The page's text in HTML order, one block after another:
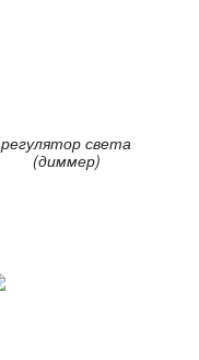
регулятор света
(диммер)